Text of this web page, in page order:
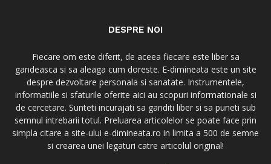
DESPRE NOI
Fiecare om este diferit, de aceea fiecare este liber sa
gandeasca si sa aleaga cum doreste. E-dimineata este un site
despre dezvoltare personala si sanatate. Instrumentele,
informatiile si sfaturile oferite aici au scopuri informationale si
de cercetare. Sunteti incurajati sa ganditi liber si sa puneti sub
semnul intrebarii totul. Preluarea articolelor se poate face prin
simpla citare a site-ului e-dimineata.ro in limita a 500 de semne
si crearea unei legaturi catre articolul original!